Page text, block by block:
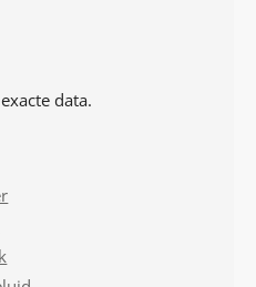
data.